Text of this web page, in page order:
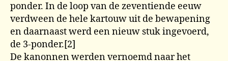
ponder. In de loop van de zeventiende eeuw
verdween de hele kartouw uit de bewapening
en daarnaast werd een nieuw stuk ingevoerd,
de 3-ponder.[2]
De kanonnen werden vernoemd naar het